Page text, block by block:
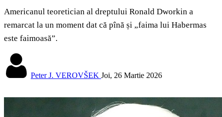
Americanul teoretician al dreptului Ronald Dworkin a
remarcat la un moment dat că pînă și „faima lui Habermas
este faimoasă”.
Peter J. VEROVŠEK Joi, 26 Martie 2026